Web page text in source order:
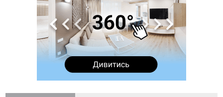
У горах біля Осмолоди за допомогою БПЛА розшукали
двох жінок, які заблукали під час збирання ягід
У Франківську вперше прооперували немовля без
відкритої операції
На лінії зіткнення загинув керівник пошукового загону